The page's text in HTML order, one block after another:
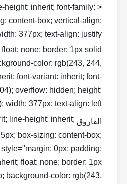
height: inherit; font-family:
content-box; vertical-align:
377px; text-align: justify;">
none; border: 1px solid
color: rgb(243, 244,
font-variant: inherit; font-
overflow: hidden; height:
377px; text-align: left;">
الفاروق NO1 line-height: inherit;
box-sizing: content-box;
0px; padding:
float: none; border: 1px
background-color: rgb(243,